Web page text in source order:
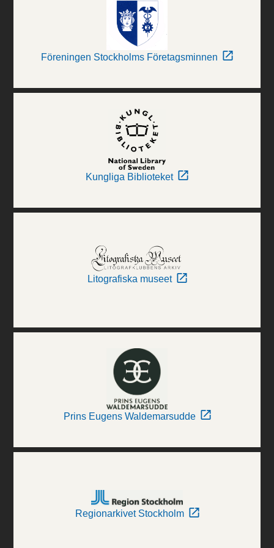
Föreningen Stockholms Företagsminnen
Kungliga Biblioteket
Litografiska museet
Prins Eugens Waldemarsudde
Regionarkivet Stockholm